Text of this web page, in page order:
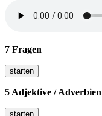
7 Fragen
5 Adjektive / Adverbien